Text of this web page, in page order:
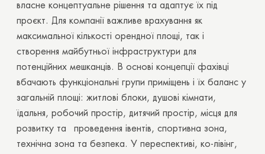
власне концептуальне рішення та адаптує їх під
проєкт. Для компанії важливе врахування як
максимальної кількості орендної площі, так і
створення майбутньої інфраструктури для
потенційних мешканців. В основі концепції фахівці
вбачають функціональні групи приміщень і їх баланс у
загальній площі: житлові блоки, душові кімнати,
їдальня, робочий простір, дитячий простір, місця для
розвитку та проведення івентів, спортивна зона,
технічна зона та безпека. У переспективі, ко-лівінг,